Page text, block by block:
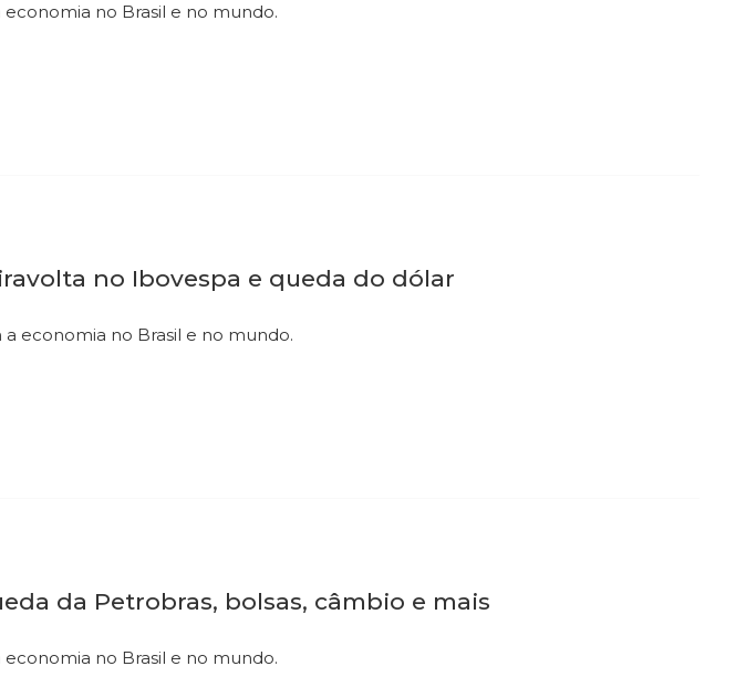
no Brasil e no mundo.
no Ibovespa e queda do dólar
economia no Brasil e no mundo.
da Petrobras, bolsas, câmbio e mais
no Brasil e no mundo.